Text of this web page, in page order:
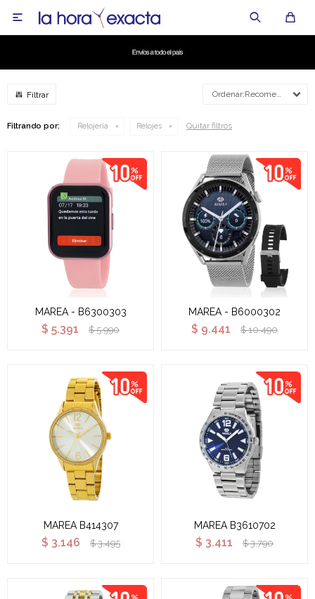

Recomendados
Filtrando por: Relojería Relojes Quitar filtros
MAREA - B6300303
$ 5.391 $ 5.990
MAREA - B6000302
$ 9.441 $ 10.490
MAREA B414307
$ 3.146 $ 3.495
MAREA B3610702
$ 3.411 $ 3.790